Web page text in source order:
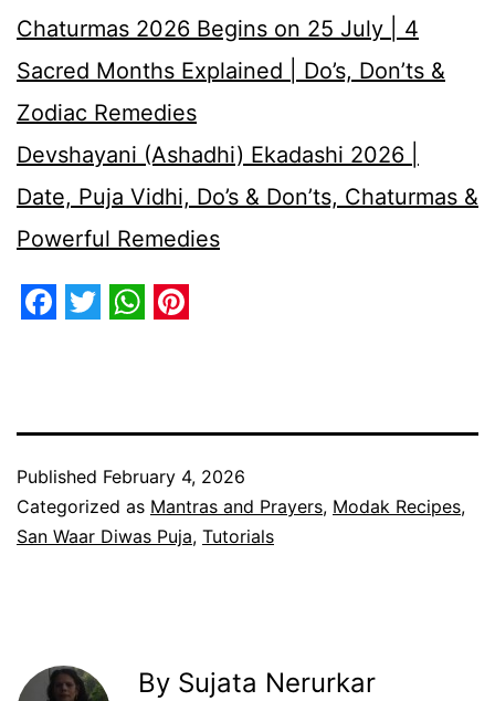
Chaturmas 2026 Begins on 25 July | 4
Sacred Months Explained | Do’s, Don’ts &
Zodiac Remedies
Devshayani (Ashadhi) Ekadashi 2026 |
Date, Puja Vidhi, Do’s & Don’ts, Chaturmas &
Powerful Remedies
Published February 4, 2026
Categorized as Mantras and Prayers, Modak Recipes,
San Waar Diwas Puja, Tutorials
By Sujata Nerurkar